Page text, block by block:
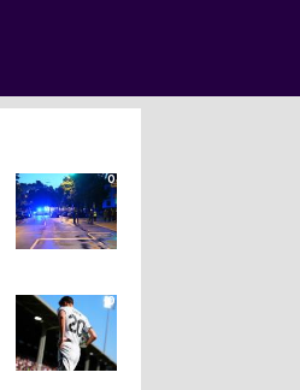
0
0